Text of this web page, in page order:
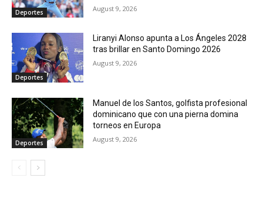
Deportes August 9, 2026
Deportes
Liranyi Alonso apunta a Los Ángeles 2028
tras brillar en Santo Domingo 2026
August 9, 2026
Deportes
Manuel de los Santos, golfista profesional
dominicano que con una pierna domina
torneos en Europa
August 9, 2026